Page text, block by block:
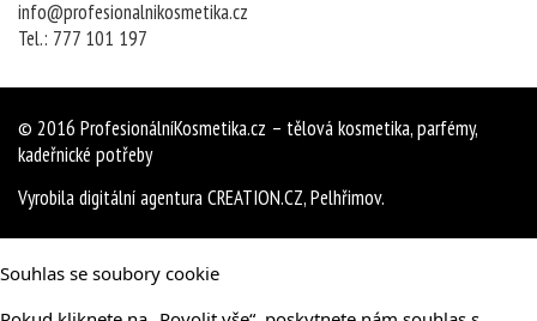
info@profesionalnikosmetika.cz
Tel.: 777 101 197
© 2016 ProfesionálníKosmetika.cz – tělová kosmetika, parfémy,
kadeřnické potřeby
Vyrobiladigitální agenturaCREATION.CZ,Pelhřimov.
Souhlas se soubory cookie